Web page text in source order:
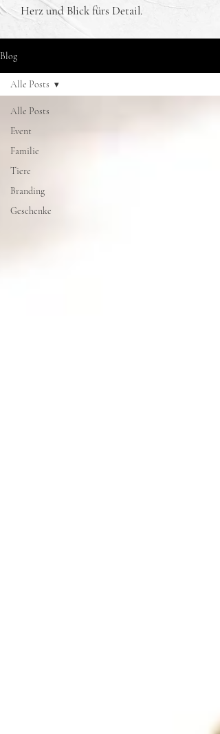
Herz und Blick fürs Detail.
Blog
Alle Posts
Event
Familie
Tiere
Branding
Geschenke
Alle Posts